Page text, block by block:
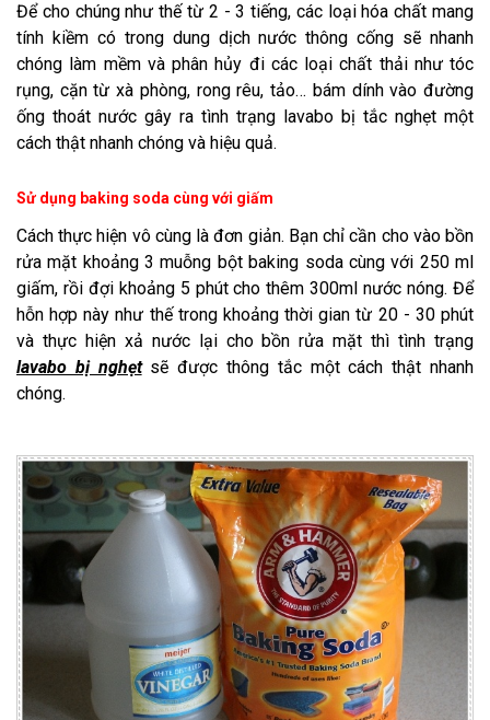
Để cho chúng như thế từ 2 - 3 tiếng, các loại hóa chất mang
tính kiềm có trong dung dịch nước thông cống sẽ nhanh
chóng làm mềm và phân hủy đi các loại chất thải như tóc
rụng, cặn từ xà phòng, rong rêu, tảo… bám dính vào đường
ống thoát nước gây ra tình trạng lavabo bị tắc nghẹt một
cách thật nhanh chóng và hiệu quả.
Sử dụng baking soda cùng với giấm
Cách thực hiện vô cùng là đơn giản. Bạn chỉ cần cho vào bồn
rửa mặt khoảng 3 muỗng bột baking soda cùng với 250 ml
giấm, rồi đợi khoảng 5 phút cho thêm 300ml nước nóng. Để
hỗn hợp này như thế trong khoảng thời gian từ 20 - 30 phút
và thực hiện xả nước lại cho bồn rửa mặt thì tình trạng
lavabo bị nghẹt sẽ được thông tắc một cách thật nhanh
chóng.